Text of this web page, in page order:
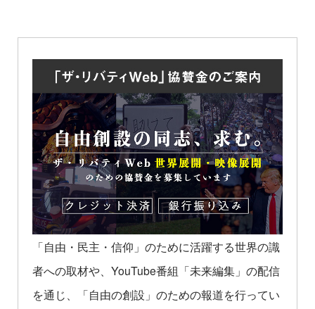
「自由・民主・信仰」のために活躍する世界の識
者への取材や、YouTube番組「未来編集」の配信
を通じ、「自由の創設」のための報道を行ってい